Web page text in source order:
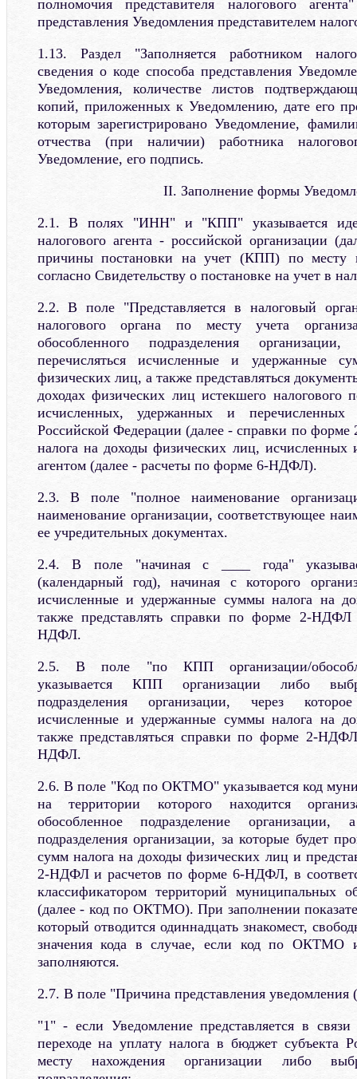
полномочия представителя налогового
представления Уведомления представителем
1.13. Раздел "Заполняется работником
сведения о коде способа представления
Уведомления, количестве листов
копий, приложенных к Уведомлению, дате его
которым зарегистрировано Уведомление,
отчества (при наличии) работника
Уведомление, его подпись.
II. Заполнение формы
2.1. В полях "ИНН" и "КПП" указывается
налогового агента - российской организации
причины постановки на учет (КПП) по месту
согласно Свидетельству о постановке на учет в
2.2. В поле "Представляется в налоговый
налогового органа по месту учета
обособленного подразделения
перечисляться исчисленные и удержанные
физических лиц, а также представляться
доходах физических лиц истекшего налогового
исчисленных, удержанных и
Российской Федерации (далее - справки по
налога на доходы физических лиц,
агентом (далее - расчеты по форме 6-НДФЛ).
2.3. В поле "полное наименование
наименование организации, соответствующее
ее учредительных документах.
2.4. В поле "начиная с ____ года"
(календарный год), начиная с которого
исчисленные и удержанные суммы налога на
также представлять справки по форме 2-
НДФЛ.
2.5. В поле "по КПП организации/
указывается КПП организации либо
подразделения организации, через
исчисленные и удержанные суммы налога на
также представляться справки по форме 2-
НДФЛ.
2.6. В поле "Код по ОКТМО" указывается код
на территории которого находится
обособленное подразделение
подразделения организации, за которые будет
сумм налога на доходы физических лиц и
2-НДФЛ и расчетов по форме 6-НДФЛ, в
классификатором территорий муниципальных
(далее - код по ОКТМО). При заполнении
который отводится одиннадцать знакомест,
значения кода в случае, если код по ОКТМО
заполняются.
2.7. В поле "Причина представления уведомления
"1" - если Уведомление представляется в
переходе на уплату налога в бюджет субъекта
месту нахождения организации либо